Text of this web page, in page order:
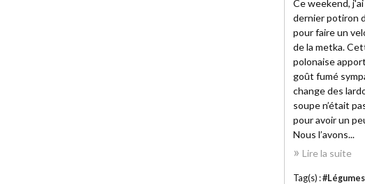
Ce weekend,
dernier potiron
pour faire un
de la metka.
polonaise
goût fumé
change des
soupe n’était
pour avoir un
Nous l’avons...
Lire la suite
Tag(s) :#Légumes